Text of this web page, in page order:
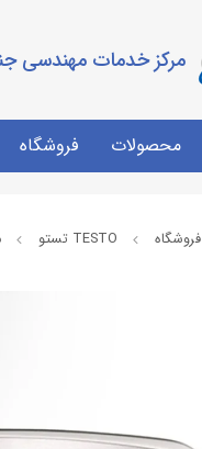
مرکز خدمات مهندسی
محصولات فروشگاه
فروشگاه TESTO تستو